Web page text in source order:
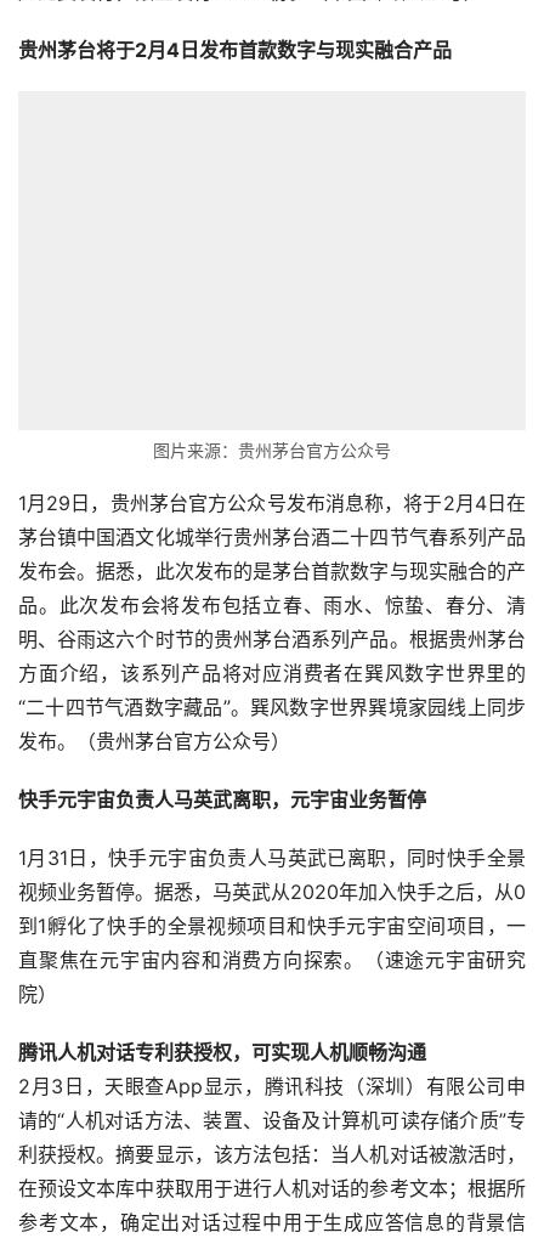
贵州茅台将于2月4日发布首款数字与现实融合产品
图片来源：贵州茅台官方公众号
1月29日，贵州茅台官方公众号发布消息称，将于2月4日在
茅台镇中国酒文化城举行贵州茅台酒二十四节气春系列产品
发布会。据悉，此次发布的是茅台首款数字与现实融合的产
品。此次发布会将发布包括立春、雨水、惊蛰、春分、清
明、谷雨这六个时节的贵州茅台酒系列产品。根据贵州茅台
方面介绍，该系列产品将对应消费者在巽风数字世界里的
“二十四节气酒数字藏品”。巽风数字世界巽境家园线上同步
发布。（贵州茅台官方公众号）
快手元宇宙负责人马英武离职，元宇宙业务暂停
1月31日，快手元宇宙负责人马英武已离职，同时快手全景
视频业务暂停。据悉，马英武从2020年加入快手之后，从0
到1孵化了快手的全景视频项目和快手元宇宙空间项目，一
直聚焦在元宇宙内容和消费方向探索。（速途元宇宙研究
院）
腾讯人机对话专利获授权，可实现人机顺畅沟通
2月3日，天眼查App显示，腾讯科技（深圳）有限公司申
请的“人机对话方法、装置、设备及计算机可读存储介质”专
利获授权。摘要显示，该方法包括：当人机对话被激活时，
在预设文本库中获取用于进行人机对话的参考文本；根据所
参考文本，确定出对话过程中用于生成应答信息的背景信